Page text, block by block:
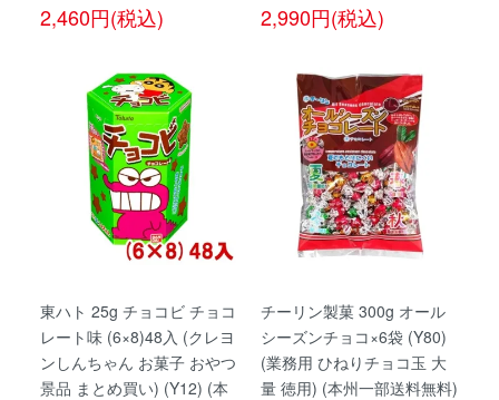
2,460円(税込) 2,990円(税込)
東ハト 25g チョコビ チョコ
レート味 (6×8)48入 (クレヨ
ンしんちゃん お菓子 おやつ
景品 まとめ買い) (Y12) (本
チーリン製菓 300g オール
シーズンチョコ×6袋 (Y80)
(業務用 ひねりチョコ玉 大
量 徳用) (本州一部送料無料)